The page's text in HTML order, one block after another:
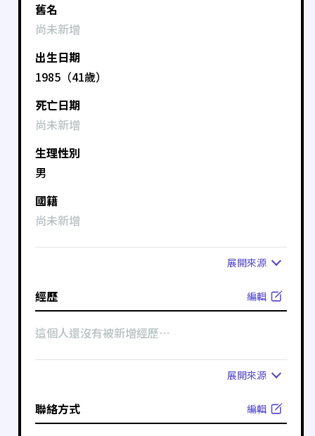
舊名
尚未新增
出生日期
1985（41歲）
死亡日期
尚未新增
生理性別
男
國籍
尚未新增
展開來源
經歷 編輯
這個人還沒有被新增經歷⋯
展開來源
聯絡方式 編輯